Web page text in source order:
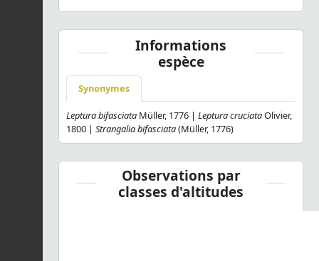
Informations
espèce
Synonymes
Leptura bifasciata Müller, 1776 | Leptura cruciataOlivier,
1800 | Strangalia bifasciata(Müller, 1776)
Observations par
classes d'altitudes